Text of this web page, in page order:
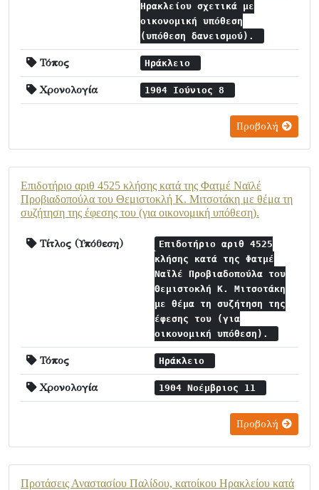
Ηρακλείου σχετικά με
οικονομική υπόθεση
(υπόθεση δανεισμού).
Τόπος Ηράκλειο
Χρονολογία 1904 Ιούνιος 8
Προβολή
Επιδοτήριο αριθ 4525 κλήσης κατά της Φατμέ Ναϊλέ
Προβιαδοπούλα του Θεμιστοκλή Κ. Μιτσοτάκη με θέμα τη
συζήτηση της έφεσης του (για οικονομική υπόθεση).
Τίτλος (Υπόθεση)
Επιδοτήριο αριθ 4525
κλήσης κατά της Φατμέ
Ναϊλέ Προβιαδοπούλα του
Θεμιστοκλή Κ. Μιτσοτάκη
με θέμα τη συζήτηση της
έφεσης του (για
οικονομική υπόθεση).
Τόπος Ηράκλειο
Χρονολογία 1904 Νοέμβριος 11
Προβολή
Προτάσεις Αναστασίου Παλίδου, κατοίκου Ηρακλείου κατά